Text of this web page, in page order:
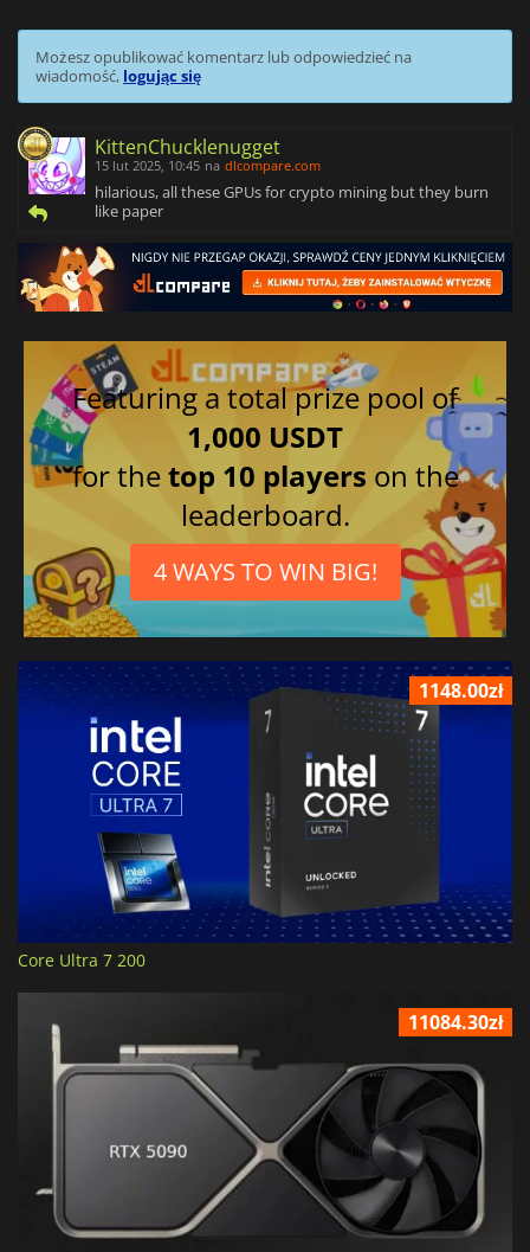
Możesz opublikować komentarz lub odpowiedzieć na
wiadomość, logując się
KittenChucklenugget
15 lut 2025, 10:45 na dlcompare.com
hilarious, all these GPUs for crypto mining but they burn
like paper
Featuring a total prize pool of
1,000 USDT
for thetop 10 players on the
leaderboard.
4 WAYS TO WIN BIG!
1148.00zł
Core Ultra 7 200
11084.30zł